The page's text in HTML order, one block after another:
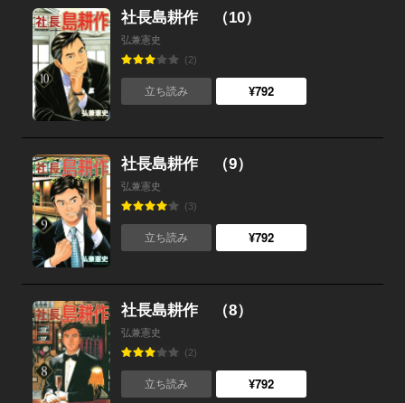
社長島耕作 （10）
弘兼憲史
(2)
立ち読み ¥792
社長島耕作 （9）
弘兼憲史
(3)
立ち読み ¥792
社長島耕作 （8）
弘兼憲史
(2)
立ち読み ¥792